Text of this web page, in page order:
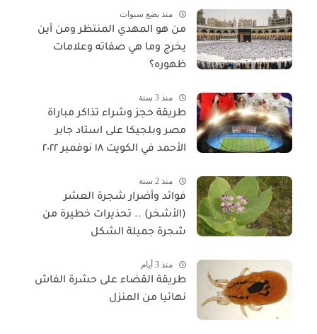
منذ بضع سنوات
من هو المهدي المنتظر ومن أين
يخرج وما هي صفاته وعلامات
ظهوره؟
منذ 3 سنة
طريقة حجز وشراء تذاكر مباراة
مصر وبلجيكا على استاد جابر
الأحمد في الكويت ١٨ نوفمبر ٢٠٢٢
منذ 2 سنة
فوائد وأضرار شجرة العشر
(الأشخر) .. تحذيرات خطيرة من
شجرة جميلة الشكل
منذ 3 أيام
طريقة القضاء على حشرة الفاش
نهائيا من المنزل